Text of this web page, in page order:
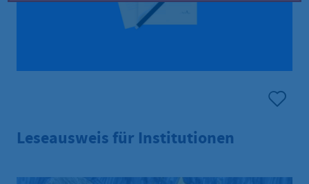
Leseausweis für Institutionen